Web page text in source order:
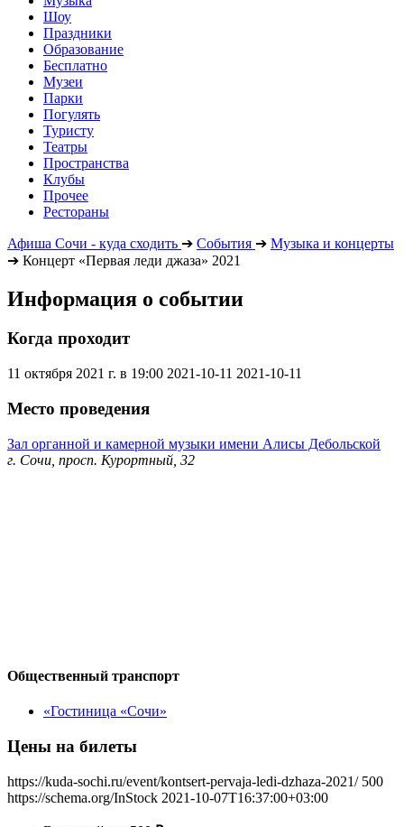
Шоу
Праздники
Образование
Бесплатно
Музеи
Парки
Погулять
Туристу
Театры
Пространства
Клубы
Прочее
Рестораны
Афиша Сочи - куда сходить ➔ События ➔ Музыка и концерты
➔ Концерт «Первая леди джаза» 2021
Информация о событии
Когда проходит
11 октября 2021 г. в 19:00 2021-10-11 2021-10-11
Место проведения
Зал органной и камерной музыки имени Алисы Дебольской
г. Сочи, просп. Курортный, 32
Общественный транспорт
«Гостиница «Сочи»
Цены на билеты
https://kuda-sochi.ru/event/kontsert-pervaja-ledi-dzhaza-2021/ 500
https://schema.org/InStock 2021-10-07T16:37:00+03:00